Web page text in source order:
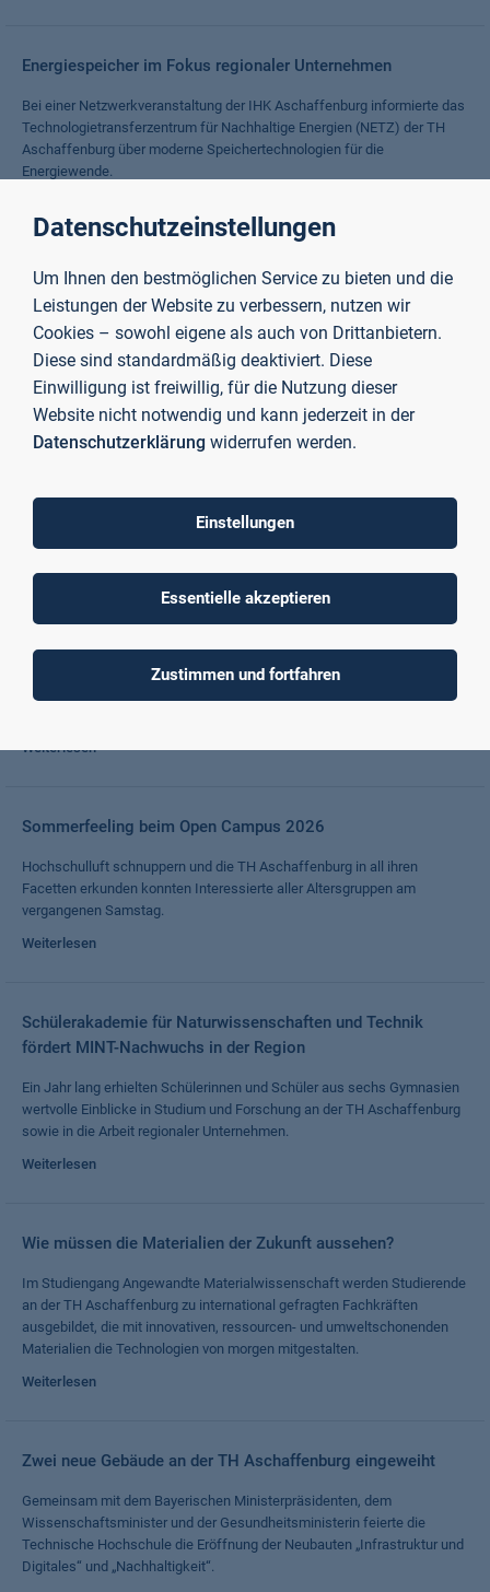
Energiespeicher im Fokus regionaler Unternehmen
Bei einer Netzwerkveranstaltung der IHK Aschaffenburg informierte das
Technologietransferzentrum für Nachhaltige Energien (NETZ) der TH
Aschaffenburg über moderne Speichertechnologien für die
Energiewende.
20 Jahre familiengerechte Hochschule
2006 wurde die TH Aschaffenburg erstmals für ihre
familienfreundlichen Strukturen und Angebote zertifiziert.
Weiterlesen
Erster Platz für TH-Student bei Immobilien-Innovationspreis
Niklas Will überzeugte mit seiner Masterarbeit zum Einsatz Künstlicher
Intelligenz im Investment Management der Immobilienwirtschaft.
Weiterlesen
10.000 Euro für Software im Labor für Wirtschaftsinformatik
Sparkasse Aschaffenburg Miltenberg fördert weiterhin die
praxisorientierte wissenschaftliche Ausbildung an der TH
Weiterlesen
Sommerfeeling beim Open Campus 2026
Hochschulluft schnuppern und die TH Aschaffenburg in all ihren
Facetten erkunden konnten Interessierte aller Altersgruppen am
vergangenen Samstag.
Weiterlesen
Schülerakademie für Naturwissenschaften und Technik
fördert MINT-Nachwuchs in der Region
Ein Jahr lang erhielten Schülerinnen und Schüler aus sechs Gymnasien
wertvolle Einblicke in Studium und Forschung an der TH Aschaffenburg
sowie in die Arbeit regionaler Unternehmen.
Weiterlesen
Wie müssen die Materialien der Zukunft aussehen?
Im Studiengang Angewandte Materialwissenschaft werden Studierende
an der TH Aschaffenburg zu international gefragten Fachkräften
ausgebildet, die mit innovativen, ressourcen- und umweltschonenden
Materialien die Technologien von morgen mitgestalten.
Weiterlesen
Zwei neue Gebäude an der TH Aschaffenburg eingeweiht
Gemeinsam mit dem Bayerischen Ministerpräsidenten, dem
Wissenschaftsminister und der Gesundheitsministerin feierte die
Technische Hochschule die Eröffnung der Neubauten „Infrastruktur und
Digitales“ und „Nachhaltigkeit“.
Datenschutzeinstellungen
Um Ihnen den bestmöglichen Service zu bieten und die
Leistungen der Website zu verbessern, nutzen wir
Cookies – sowohl eigene als auch von Drittanbietern.
Diese sind standardmäßig deaktiviert. Diese
Einwilligung ist freiwillig, für die Nutzung dieser
Website nicht notwendig und kann jederzeit in der
Datenschutzerklärung widerrufen werden.
Einstellungen
Essentielle akzeptieren
Zustimmen und fortfahren